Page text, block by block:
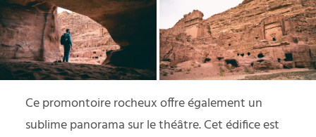
Ce promontoire rocheux offre également un
sublime panorama sur le théâtre. Cet édifice est